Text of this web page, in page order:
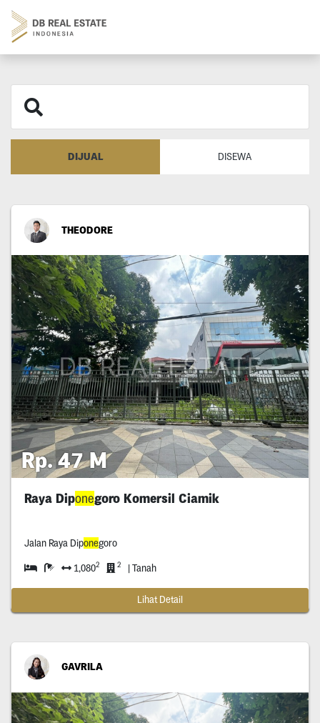
DIJUAL DISEWA
THEODORE
Rp. 47 M
Raya Diponegoro Komersil Ciamik
Jalan Raya Diponegoro
1,0802 2 | Tanah
Lihat Detail
GAVRILA